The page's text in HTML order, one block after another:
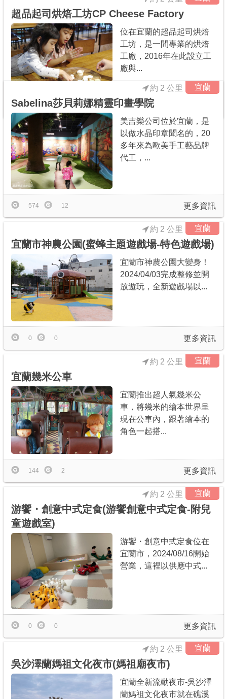
超品起司烘焙工坊CP Cheese Factory
位在宜蘭的超品起司烘焙
工坊，是一間專業的烘焙
工廠，2016年在此設立工
廠與...
126 0
宜蘭
Sabelina莎貝莉娜精靈印畫學院
約 2 公里
美吉樂公司位於宜蘭，是
以做水晶印章聞名的，20
多年來為歐美手工藝品牌
代工，...
更多資訊
574 12
宜蘭
宜蘭市神農公園(蜜蜂主題遊戲場-特色遊戲場)
約 2 公里
宜蘭市神農公園大變身！
2024/04/03完成整修並開
放遊玩，全新遊戲場以...
更多資訊
0 0
宜蘭
宜蘭幾米公車
約 2 公里
宜蘭推出超人氣幾米公
車，將幾米的繪本世界呈
現在公車內，跟著繪本的
角色一起搭...
更多資訊
144 2
宜蘭
游饗・創意中式定食(游饗創意中式定食-附兒
童遊戲室)
約 2 公里
游饗・創意中式定食位在
宜蘭市，2024/08/16開始
營業，這裡以供應中式...
更多資訊
0 0
宜蘭
吳沙澤蘭媽祖文化夜市(媽祖廟夜市)
約 2 公里
宜蘭全新流動夜市-吳沙澤
蘭媽祖文化夜市就在礁溪